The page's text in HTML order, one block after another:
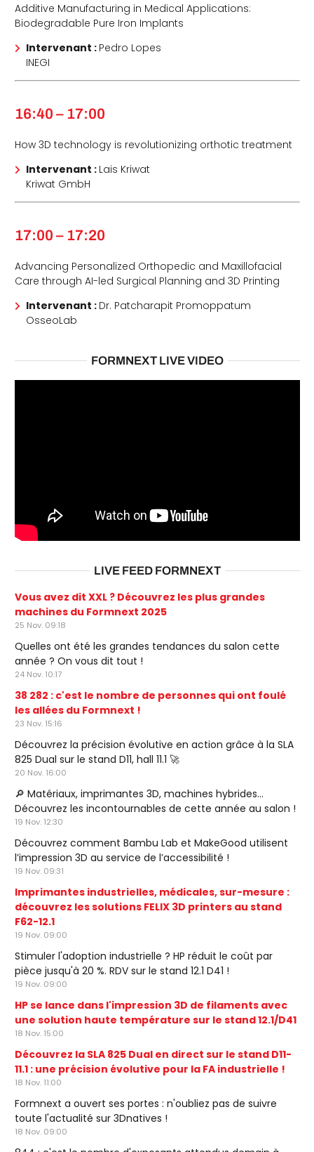
Additive Manufacturing in Medical Applications:
Biodegradable Pure Iron Implants
Intervenant : Pedro Lopes
INEGI
16:40 – 17:00
How 3D technology is revolutionizing orthotic treatment
Intervenant : Lais Kriwat
Kriwat GmbH
17:00 – 17:20
Advancing Personalized Orthopedic and Maxillofacial
Care through AI-led Surgical Planning and 3D Printing
Intervenant : Dr. Patcharapit Promoppatum
OsseoLab
FORMNEXT LIVE VIDEO
LIVE FEED FORMNEXT
Vous avez dit XXL ? Découvrez les plus grandes
machines du Formnext 2025
25 Nov. 09:18
Quelles ont été les grandes tendances du salon cette
année ? On vous dit tout !
24 Nov. 10:17
38 282 : c'est le nombre de personnes qui ont foulé
les allées du Formnext !
23 Nov. 15:16
Découvrez la précision évolutive en action grâce à la SLA
825 Dual sur le stand D11, hall 11.1 🚀
20 Nov. 16:00
🔎 Matériaux, imprimantes 3D, machines hybrides…
Découvrez les incontournables de cette année au salon !
19 Nov. 12:30
Découvrez comment Bambu Lab et MakeGood utilisent
l’impression 3D au service de l’accessibilité !
19 Nov. 09:31
Imprimantes industrielles, médicales, sur-mesure :
découvrez les solutions FELIX 3D printers au stand
F62-12.1
19 Nov. 09:00
Stimuler l'adoption industrielle ? HP réduit le coût par
pièce jusqu'à 20 %. RDV sur le stand 12.1 D41 !
19 Nov. 09:00
HP se lance dans l'impression 3D de filaments avec
une solution haute température sur le stand 12.1/D41
18 Nov. 15:00
Découvrez la SLA 825 Dual en direct sur le stand D11-
11.1 : une précision évolutive pour la FA industrielle !
18 Nov. 11:00
Formnext a ouvert ses portes : n'oubliez pas de suivre
toute l'actualité sur 3Dnatives !
18 Nov. 09:00